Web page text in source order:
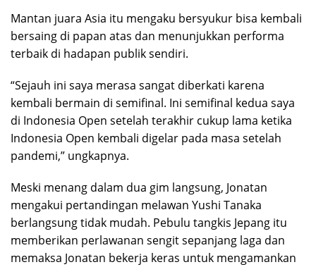
Mantan juara Asia itu mengaku bersyukur bisa kembali
bersaing di papan atas dan menunjukkan performa
terbaik di hadapan publik sendiri.
“Sejauh ini saya merasa sangat diberkati karena
kembali bermain di semifinal. Ini semifinal kedua saya
di Indonesia Open setelah terakhir cukup lama ketika
Indonesia Open kembali digelar pada masa setelah
pandemi,” ungkapnya.
Meski menang dalam dua gim langsung, Jonatan
mengakui pertandingan melawan Yushi Tanaka
berlangsung tidak mudah. Pebulu tangkis Jepang itu
memberikan perlawanan sengit sepanjang laga dan
memaksa Jonatan bekerja keras untuk mengamankan